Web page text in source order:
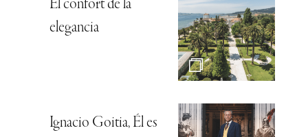
El confort de la
elegancia
Ignacio Goitia, Él es